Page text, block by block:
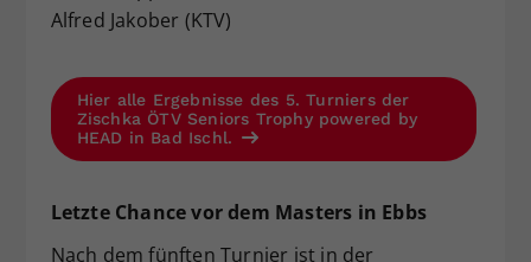
Alfred Jakober (KTV)
Hier alle Ergebnisse des 5. Turniers der
Zischka ÖTV Seniors Trophy powered by
HEAD in Bad Ischl.
Letzte Chance vor dem Masters in Ebbs
Nach dem fünften Turnier ist in der